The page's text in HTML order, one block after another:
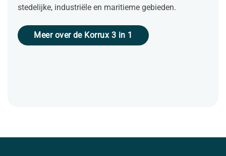
stedelijke, industriële en maritieme gebieden.
Meer over de Korrux 3 in 1